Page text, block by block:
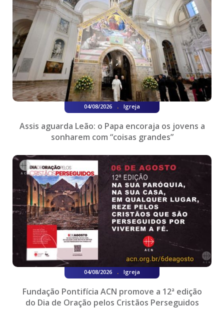
04/08/2026 . Igreja
Assis aguarda Leão: o Papa encoraja os jovens a
sonharem com “coisas grandes”
04/08/2026 . Igreja
Fundação Pontifícia ACN promove a 12ª edição
do Dia de Oração pelos Cristãos Perseguidos